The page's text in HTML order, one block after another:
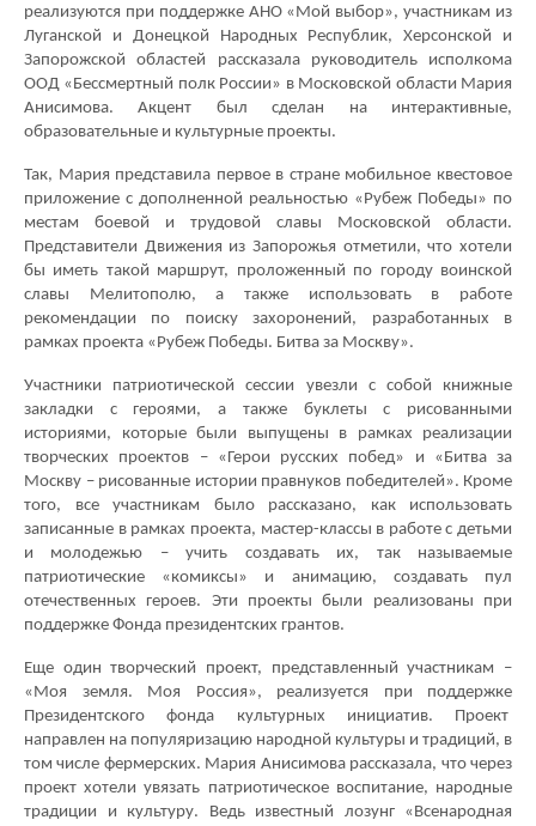
реализуются при поддержке АНО «Мой выбор», участникам из
Луганской и Донецкой Народных Республик, Херсонской и
Запорожской областей рассказала руководитель исполкома
ООД «Бессмертный полк России» в Московской области Мария
Анисимова. Акцент был сделан на интерактивные,
образовательные и культурные проекты.
Так, Мария представила первое в стране мобильное квестовое
приложение с дополненной реальностью «Рубеж Победы» по
местам боевой и трудовой славы Московской области.
Представители Движения из Запорожья отметили, что хотели
бы иметь такой маршрут, проложенный по городу воинской
славы Мелитополю, а также использовать в работе
рекомендации по поиску захоронений, разработанных в
рамках проекта «Рубеж Победы. Битва за Москву».
Участники патриотической сессии увезли с собой книжные
закладки с героями, а также буклеты с рисованными
историями, которые были выпущены в рамках реализации
творческих проектов – «Герои русских побед» и «Битва за
Москву – рисованные истории правнуков победителей». Кроме
того, все участникам было рассказано, как использовать
записанные в рамках проекта, мастер-классы в работе с детьми
и молодежью – учить создавать их, так называемые
патриотические «комиксы» и анимацию, создавать пул
отечественных героев. Эти проекты были реализованы при
поддержке Фонда президентских грантов.
Еще один творческий проект, представленный участникам –
«Моя земля. Моя Россия», реализуется при поддержке
Президентского фонда культурных инициатив. Проект
направлен на популяризацию народной культуры и традиций, в
том числе фермерских. Мария Анисимова рассказала, что через
проект хотели увязать патриотическое воспитание, народные
традиции и культуру. Ведь известный лозунг «Всенародная